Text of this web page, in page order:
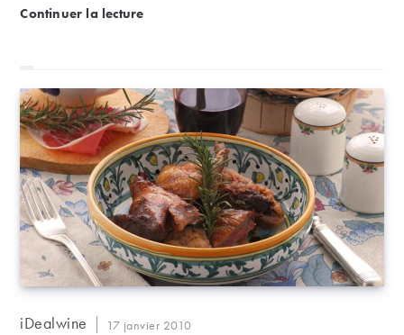
trouver la fameuse sauce Périgueux, toute prête. Pour
Continuer la lectureLa recette de la semaine : Filet de boeuf à la
Auteur/autrice
iDealwine
Publication
17 janvier 2010